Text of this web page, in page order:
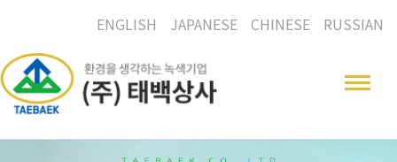
ENGLISH JAPANESE CHINESE RUSSIAN